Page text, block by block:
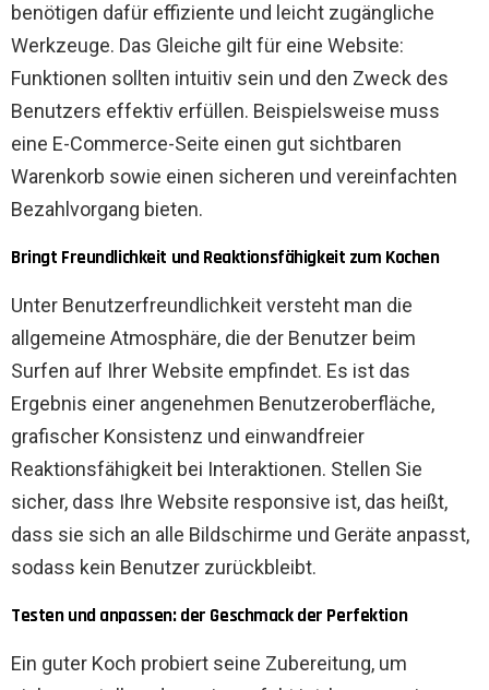
benötigen dafür effiziente und leicht zugängliche
Werkzeuge. Das Gleiche gilt für eine Website:
Funktionen sollten intuitiv sein und den Zweck des
Benutzers effektiv erfüllen. Beispielsweise muss
eine E-Commerce-Seite einen gut sichtbaren
Warenkorb sowie einen sicheren und vereinfachten
Bezahlvorgang bieten.
Bringt Freundlichkeit und Reaktionsfähigkeit zum Kochen
Unter Benutzerfreundlichkeit versteht man die
allgemeine Atmosphäre, die der Benutzer beim
Surfen auf Ihrer Website empfindet. Es ist das
Ergebnis einer angenehmen Benutzeroberfläche,
grafischer Konsistenz und einwandfreier
Reaktionsfähigkeit bei Interaktionen. Stellen Sie
sicher, dass Ihre Website responsive ist, das heißt,
dass sie sich an alle Bildschirme und Geräte anpasst,
sodass kein Benutzer zurückbleibt.
Testen und anpassen: der Geschmack der Perfektion
Ein guter Koch probiert seine Zubereitung, um